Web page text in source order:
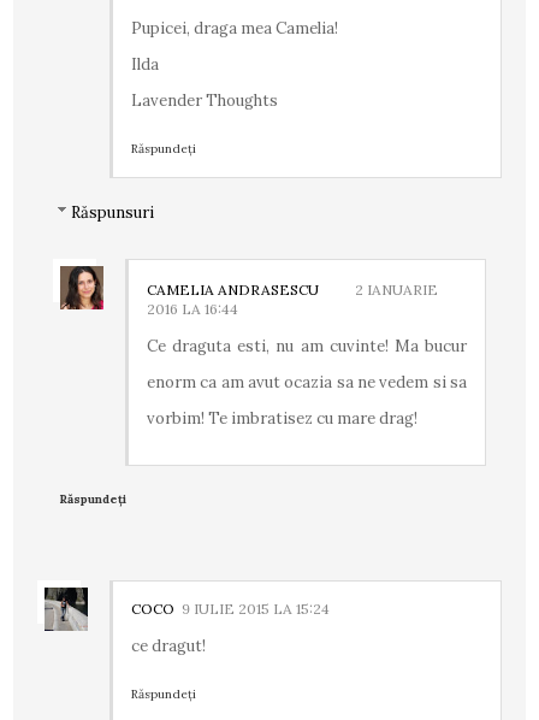
Pupicei, draga mea Camelia!
Ilda
Lavender Thoughts
Răspundeți
Răspunsuri
CAMELIA ANDRASESCU
2 IANUARIE
2016 LA 16:44
Ce draguta esti, nu am cuvinte! Ma bucur
enorm ca am avut ocazia sa ne vedem si sa
vorbim! Te imbratisez cu mare drag!
Răspundeți
COCO 9 IULIE 2015 LA 15:24
ce dragut!
Răspundeți